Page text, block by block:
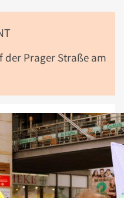
der Prager Straße am